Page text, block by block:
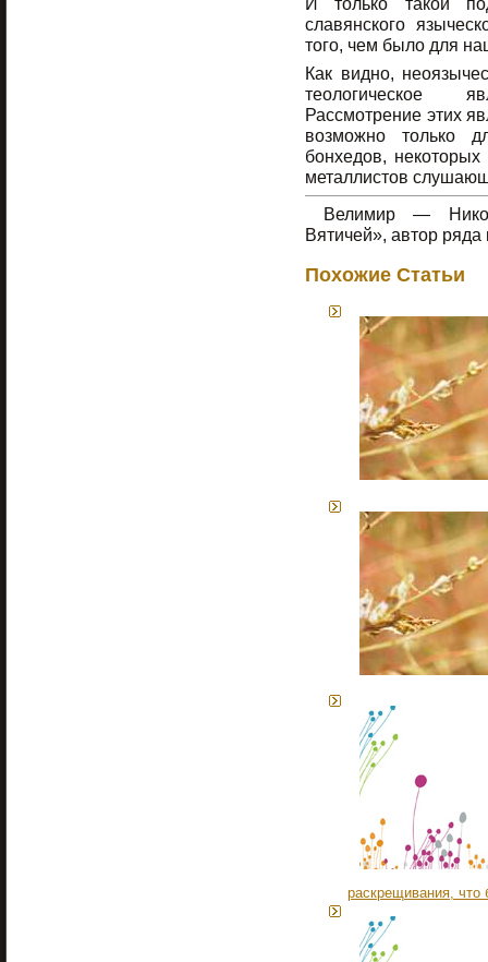
славянского
того, чем было для
Как видно,
теологическое
Рассмотрение этих
возможно только
бонхедов, некоторых
металлистов
Велимир —
Вятичей», автор ряда
Похожие Статьи
раскрещивания, что